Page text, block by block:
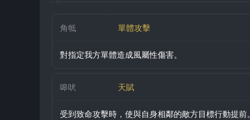
角牴 單體攻擊
對指定我方單體造成風屬性傷害。
嗥吠 天賦
受到致命攻擊時，使與自身相鄰的敵方目標行動提前。